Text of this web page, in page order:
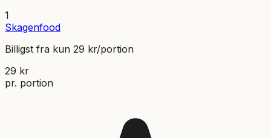
1
Skagenfood
Billigst fra kun 29 kr/portion
29 kr
pr. portion